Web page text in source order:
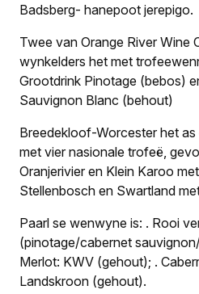
Badsberg- hanepoot jerepigo.
Twee van Orange River Wine
wynkelders het met
Grootdrink Pinotage (bebos)
Sauvignon Blanc (behout)
Breedekloof-Worcester het
met vier nasionale trofeë,
Oranjerivier en Klein Karoo
Stellenbosch en Swartland
Paarl se wenwyne is: . Rooi
(pinotage/cabernet
Merlot: KWV (gehout); .
Landskroon (gehout).